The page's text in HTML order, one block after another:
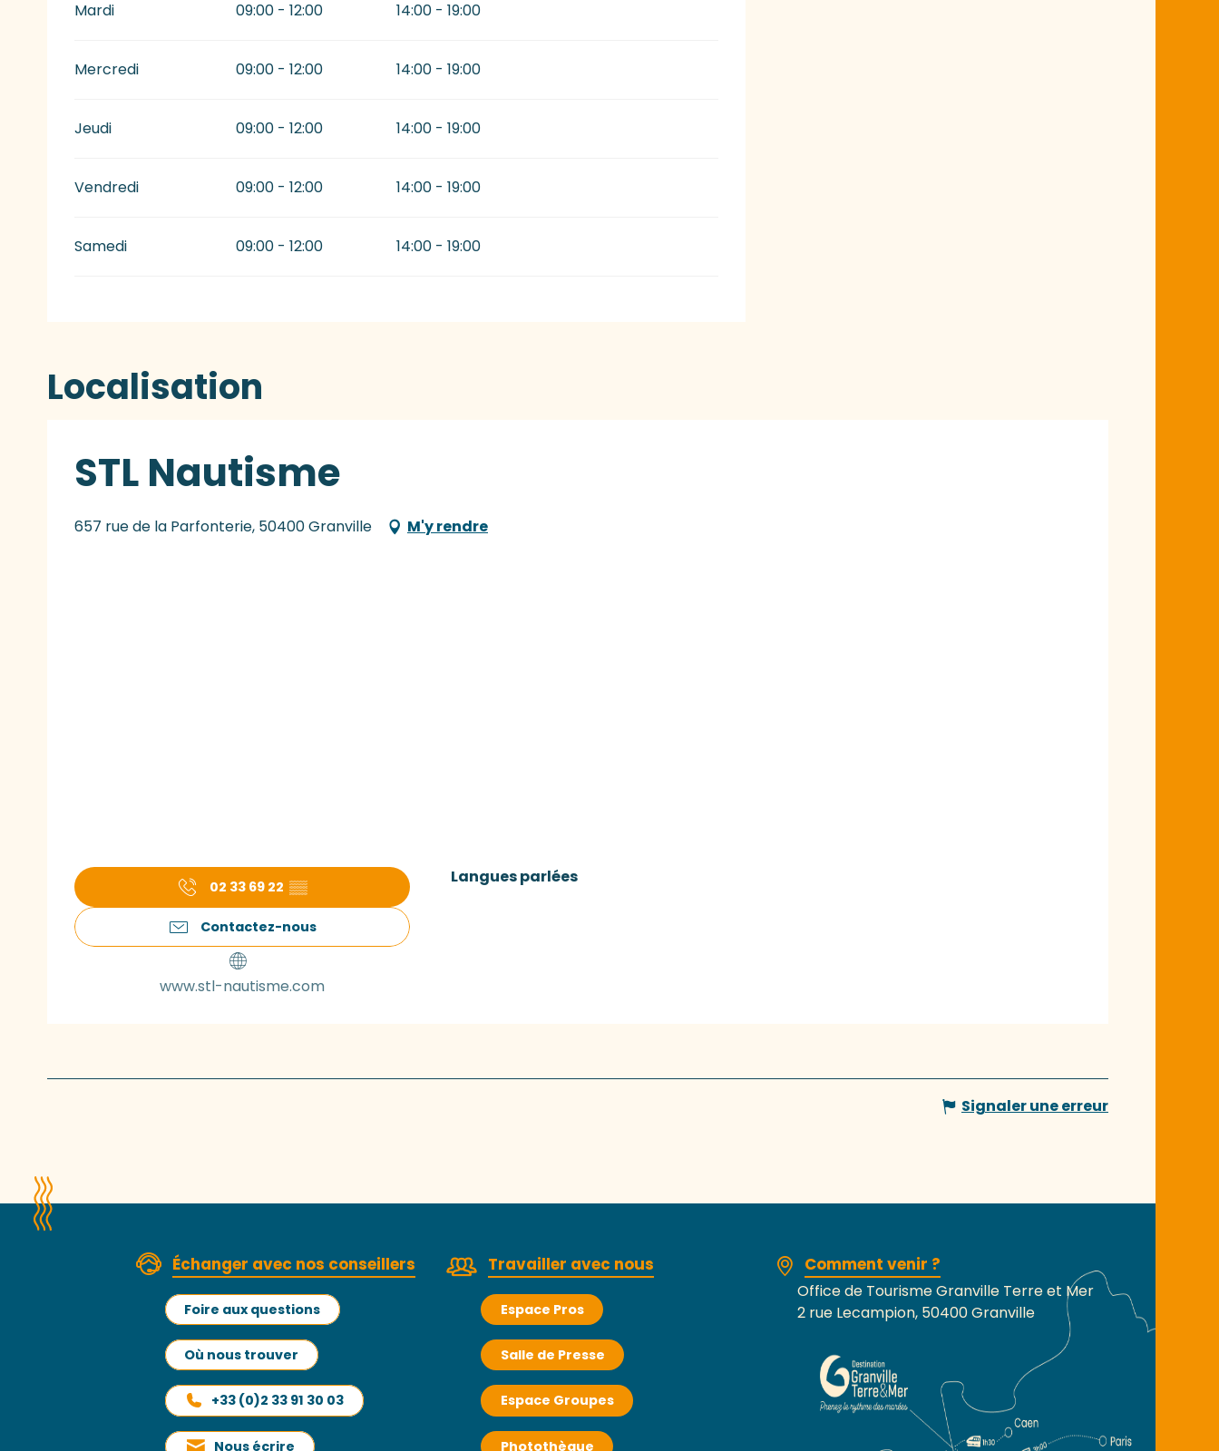
Mardi 09:00 - 12:00 14:00 - 19:00
Mercredi 09:00 - 12:00 14:00 - 19:00
Jeudi 09:00 - 12:00 14:00 - 19:00
Vendredi 09:00 - 12:00 14:00 - 19:00
Samedi 09:00 - 12:00 14:00 - 19:00
Localisation
STL Nautisme
657 rue de la Parfonterie, 50400 Granville M'y rendre
02 33 69 22 ▒▒
Contactez-nous
www.stl-nautisme.com
Langues parlées
Langues parlées
Signaler une erreur
Échanger avec nos conseillers
Foire aux questions
Où nous trouver
+33 (0)2 33 91 30 03
Nous écrire
Travailler avec nous
Espace Pros
Salle de Presse
Espace Groupes
Photothèque
Comment venir ?
Office de Tourisme Granville Terre et Mer
2 rue Lecampion, 50400 Granville